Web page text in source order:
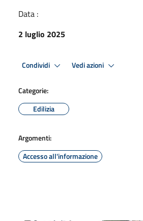
Data :
2 luglio 2025
Condividi Vedi azioni
Categorie:
Edilizia
Argomenti:
Accesso all'informazione